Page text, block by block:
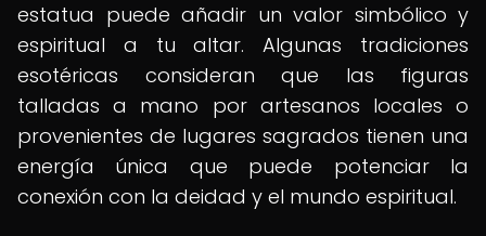
estatua puede añadir un valor simbólico y
espiritual a tu altar. Algunas tradiciones
esotéricas consideran que las figuras
talladas a mano por artesanos locales o
provenientes de lugares sagrados tienen una
energía única que puede potenciar la
conexión con la deidad y el mundo espiritual.